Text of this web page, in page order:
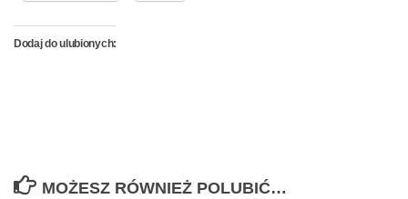
Dodaj do ulubionych:
MOŻESZ RÓWNIEŻ POLUBIĆ…